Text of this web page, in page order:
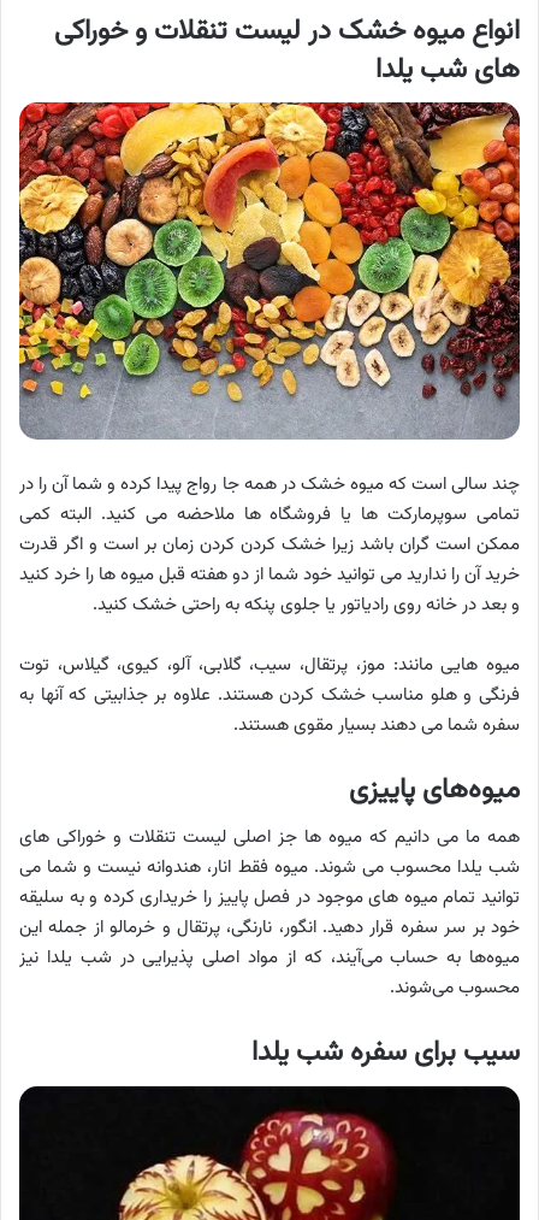
انواع میوه خشک در لیست تنقلات و خوراکی‌
های شب یلدا
چند سالی است که میوه خشک در همه جا رواج پیدا کرده و شما آن را در
تمامی سوپرمارکت ها یا فروشگاه ها ملاحضه می کنید. البته کمی
ممکن است گران باشد زیرا خشک کردن کردن زمان بر است و اگر قدرت
خرید آن را ندارید می توانید خود شما از دو هفته قبل میوه ها را خرد کنید
و بعد در خانه روی رادیاتور یا جلوی پنکه به راحتی خشک کنید.
میوه هایی مانند: موز، پرتقال، سیب، گلابی، آلو، کیوی، گیلاس، توت
فرنگی و هلو مناسب خشک کردن هستند. علاوه بر جذابیتی که آنها به
سفره شما می دهند بسیار مقوی هستند.
میوه‌های پاییزی
همه ما می دانیم که میوه ها جز اصلی لیست تنقلات و خوراکی‌ های
شب یلدا محسوب می شوند. میوه فقط انار، هندوانه نیست و شما می
توانید تمام میوه های موجود در فصل پاییز را خریداری کرده و به سلیقه
خود بر سر سفره قرار دهید. انگور، نارنگی، پرتقال و خرمالو از جمله این
میوه‌ها به حساب می‌آیند، که از مواد اصلی پذیرایی در شب یلدا نیز
محسوب می‌شوند.
سیب برای سفره شب یلدا